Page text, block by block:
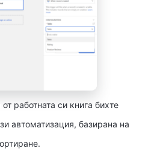
работната си книга бихте
автоматизация, базирана на